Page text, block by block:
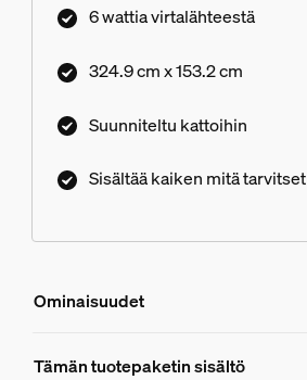
6 wattia virtalähteestä
324.9 cm x 153.2 cm
Suunniteltu kattoihin
Sisältää kaiken mitä tarvitset
Ominaisuudet
Ominaisuudet
Tämän tuotepaketin sisältö